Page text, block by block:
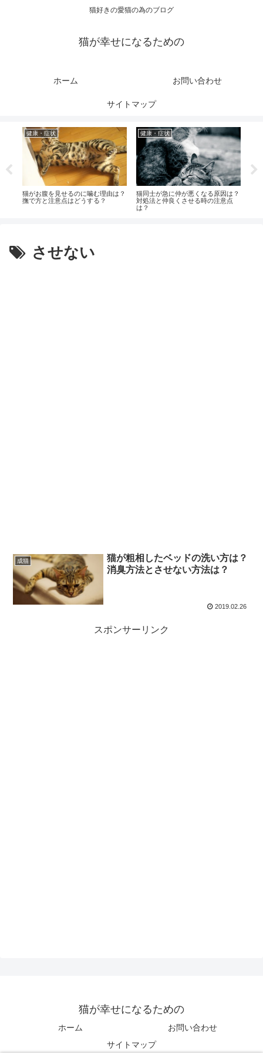
猫好きの愛猫の為のブログ
猫が幸せになるための
ホーム お問い合わせ
サイトマップ
健康・症状
猫がお腹を見せるのに噛む理由は？
撫で方と注意点はどうする？
健康・症状
猫同士が急に仲が悪くなる原因は？
対処法と仲良くさせる時の注意点
は？
させない
成猫
猫が粗相したベッドの洗い方は？
消臭方法とさせない方法は？
2019.02.26
スポンサーリンク
猫が幸せになるための
ホーム
お問い合わせ
サイトマップ